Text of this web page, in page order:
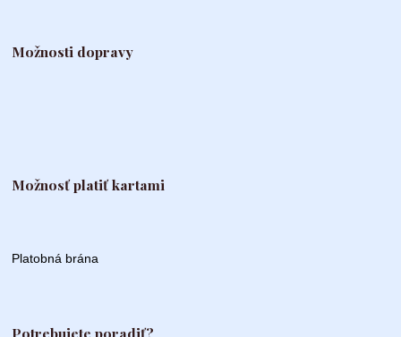
Možnosti dopravy
Možnosť platiť kartami
Platobná brána